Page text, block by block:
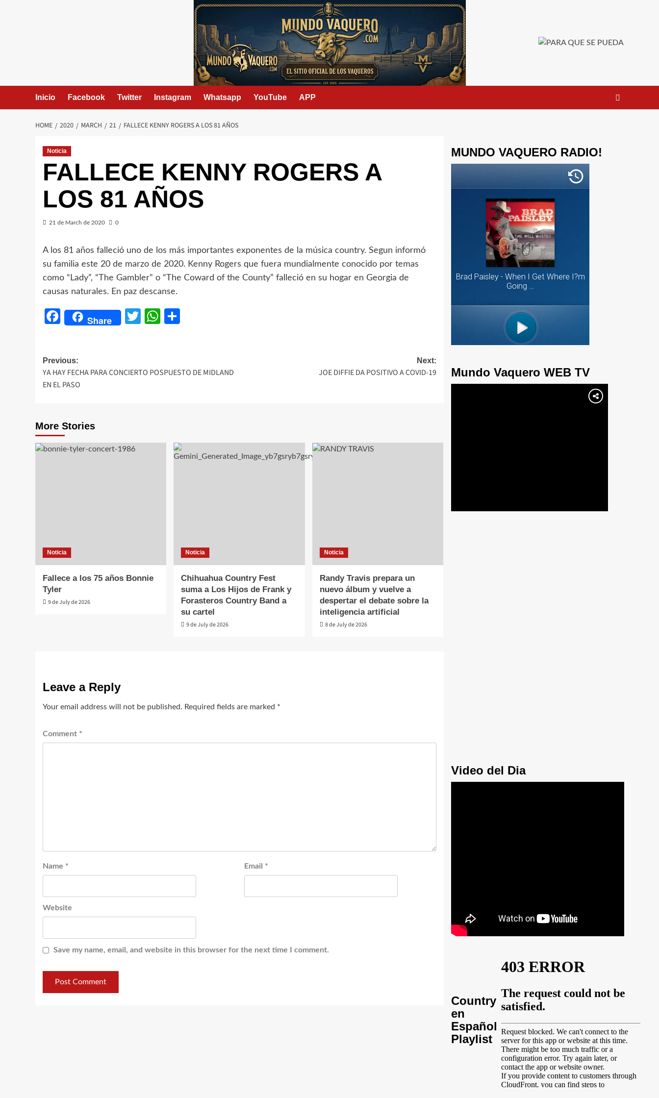
Inicio Facebook Twitter Instagram Whatsapp YouTube APP
HOME 2020 MARCH 21 FALLECE KENNY ROGERS A LOS 81 AÑOS
Noticia
FALLECE KENNY ROGERS A
LOS 81 AÑOS
21 de March de 2020 0
A los 81 años falleció uno de los más importantes exponentes de la música country. Segun informó
su familia este 20 de marzo de 2020. Kenny Rogers que fuera mundialmente conocido por temas
como “Lady”, “The Gambler” o “The Coward of the County” falleció en su hogar en Georgia de
causas naturales. En paz descanse.
Facebook
Share TwitterWhatsApp
Post
navigation
Previous:
YA HAY FECHA PARA CONCIERTO POSPUESTO DE MIDLAND
EN EL PASO
Next:
JOE DIFFIE DA POSITIVO A COVID-19
More Stories
Noticia
Fallece a los 75 años Bonnie
Tyler
9 de July de 2026
Noticia
Chihuahua Country Fest
suma a Los Hijos de Frank y
Forasteros Country Band a
su cartel
9 de July de 2026
Noticia
Randy Travis prepara un
nuevo álbum y vuelve a
despertar el debate sobre la
inteligencia artificial
8 de July de 2026
Leave a Reply
Your email address will not be published. Required fields are marked *
Comment *
Name * Email *
Website
Save my name, email, and website in this browser for the next time I comment.
MUNDO VAQUERO RADIO!
Mundo Vaquero WEB TV
Video del Dia
Country
en
Español
Playlist